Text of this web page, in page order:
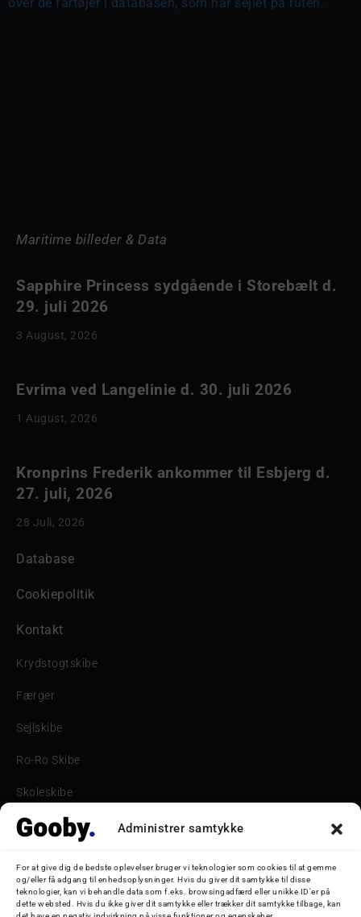
Administrer samtykke
For at give dig de bedste oplevelser bruger vi teknologier som cookies til at gemme
og/eller få adgang til enhedsoplysninger. Hvis du giver dit samtykke til disse
teknologier, kan vi behandle data som f.eks. browsingadfærd eller unikke ID'er på
dette websted. Hvis du ikke giver dit samtykke eller trækker dit samtykke tilbage, kan
Maritime billeder & Data
Sapphire Princess sydgående i Storebælt d.
29. juli 2026
3 August, 2026
Evrima ved Langelinie d. 30. juli 2026
1 August, 2026
Kronprins Frederik ankommer til Esbjerg d.
27. juli, 2026
28 Juli, 2026
Database
Cookiepolitik
Kontakt
Krydstogtskibe
Færger
Sejlskibe
Ro-Ro Skibe
Skoleskibe
Havne & Turbåde samt restaurantionsskibe
Bilskib